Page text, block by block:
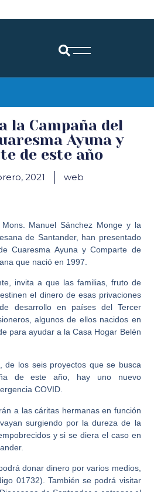
la Campaña del
Ayuna y
de este año
2021 web
Manuel Sánchez Monge y la
de Santander, han presentado
Cuaresma Ayuna y Comparte de
que nació en 1997.
invita a que las familias, fruto de
el dinero de esas privaciones
desarrollo en países del Tercer
algunos de ellos nacidos en
para ayudar a la Casa Hogar Belén
de los seis proyectos que se busca
de este año, hay uno nuevo
COVID.
a las cáritas hermanas en función
surgiendo por la dureza de la
y si se diera el caso en
donar dinero por varios medios,
01732). También se podrá visitar